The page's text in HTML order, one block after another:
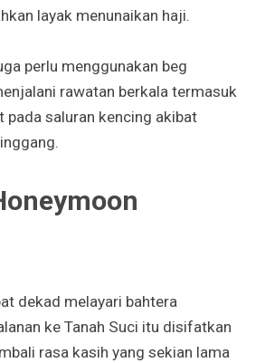
layak menunaikan haji.
perlu menggunakan beg
rawatan berkala termasuk
pada saluran kencing akibat
dekad melayari bahtera
ke Tanah Suci itu disifatkan
rasa kasih yang sekian lama